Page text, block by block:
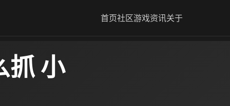
首页社区游戏资讯关于
抓 小